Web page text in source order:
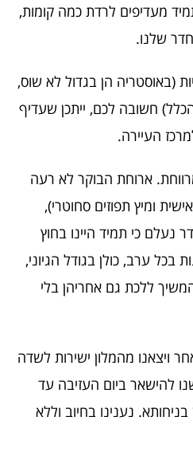
מעדיפים לרדת כמה קומות,
שלנו.
(באוסטריה הן בגדול לא שוס,
חשובה לכם, ייתכן שעדיף
העיירה.
ארוחת הבוקר לא רעה
ומיץ תפוזים סחוטרי),
נעלם כי תמיד היינו בחוץ
הערב כללה 4-5 מנות בכל ערב, כולן בגודל הגיוני,
ללכת גם אחריהן בלי
ויצאנו מהמלון ישירות לשדה
להישאר ביום העזיבה עד
בניחותא. נענינו בחיוב וללא